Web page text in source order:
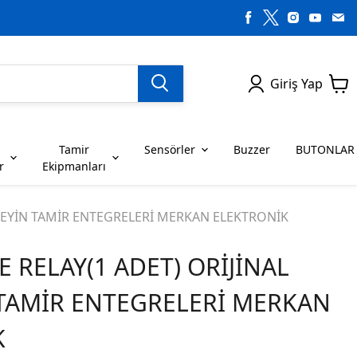
Giriş Yap
SENSÖRLER LEDLER
BUTONLAR
SERİSİ ENTEGRELER C SERİSİ ENTEGRELER
ENTEGRELER G SERİSİ ENTEGRELER
ENTEGRELER K SERİSİ ENTEGRELER
Dirençler
Tamir
Ekipmanları
Sensörler Buzzer BUTONLAR
TAMİR ENTEGRELERİ MERKAN ELEKTRONİK
RELAY(1 ADET) ORİJİNAL
ENTEGRELERİ MERKAN